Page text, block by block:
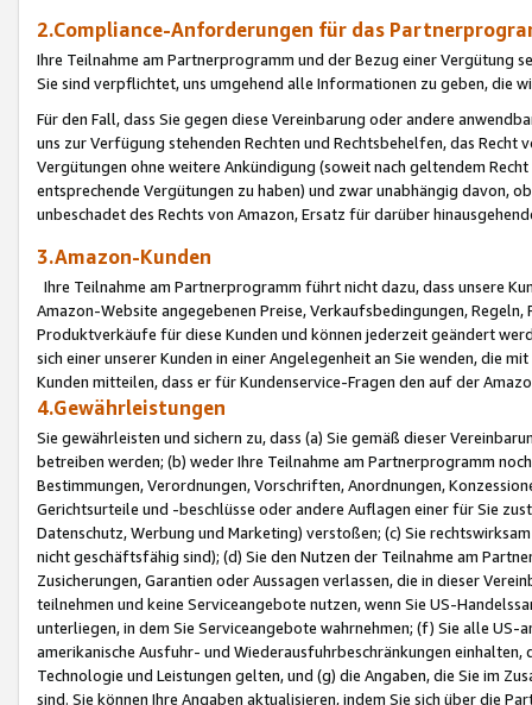
2.Compliance-Anforderungen für das
Ihre Teilnahme am Partnerprogramm und der Bezug einer Vergütung
Sie sind verpflichtet, uns umgehend alle Informationen zu geben, die
Für den Fall, dass Sie gegen diese Vereinbarung oder andere
uns zur Verfügung stehenden Rechten und Rechtsbehelfen, das
Vergütungen ohne weitere Ankündigung (soweit nach geltendem
entsprechende Vergütungen zu haben) und zwar unabhängig davon,
unbeschadet des Rechts von Amazon, Ersatz für darüber
3.Amazon-Kunden
Ihre Teilnahme am Partnerprogramm führt nicht dazu, dass unsere
Amazon-Website angegebenen Preise, Verkaufsbedingungen,
Produktverkäufe für diese Kunden und können jederzeit geändert
sich einer unserer Kunden in einer Angelegenheit an Sie wenden, die
Kunden mitteilen, dass er für Kundenservice-Fragen den auf der
4.Gewährleistungen
Sie gewährleisten und sichern zu, dass (a) Sie gemäß dieser
betreiben werden; (b) weder Ihre Teilnahme am Partnerprogramm
Bestimmungen, Verordnungen, Vorschriften, Anordnungen,
Gerichtsurteile und -beschlüsse oder andere Auflagen einer für Sie
Datenschutz, Werbung und Marketing) verstoßen; (c) Sie
nicht geschäftsfähig sind); (d) Sie den Nutzen der Teilnahme am
Zusicherungen, Garantien oder Aussagen verlassen, die in dieser
teilnehmen und keine Serviceangebote nutzen, wenn Sie US-
unterliegen, in dem Sie Serviceangebote wahrnehmen; (f) Sie alle
amerikanische Ausfuhr- und Wiederausfuhrbeschränkungen
Technologie und Leistungen gelten, und (g) die Angaben, die Sie im
sind. Sie können Ihre Angaben aktualisieren, indem Sie sich über die